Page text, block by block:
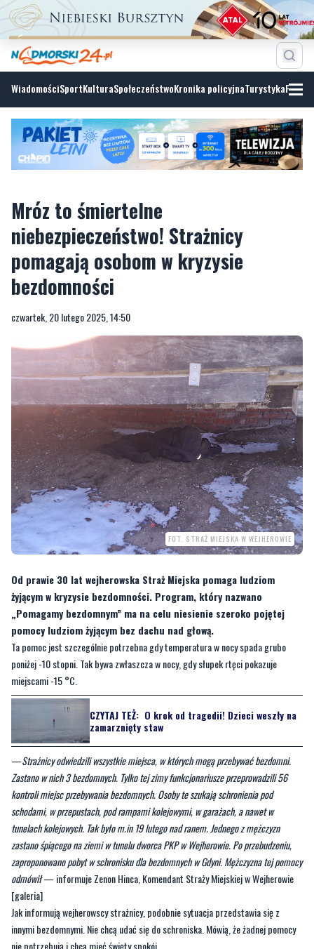
WiadomościSportKulturaSpołeczeństwoKronika policyjnaTurystyka
Mróz to śmiertelne
pomagają osobom w kryzysie
bezdomności
czwartek, 20 lutego 2025, 14:50
FOT. STRAŻ MIEJSKA W WEJHEROWIE
Od prawie 30 lat wejherowska Straż Miejska pomaga ludziom
żyjącym w kryzysie bezdomności. Program, który nazwano
pomocy ludziom żyjącym bez dachu nad głową.
Ta pomoc jest szczególnie potrzebna gdy temperatura w nocy spada grubo
poniżej -10 stopni. Tak bywa zwłaszcza w nocy, gdy słupek rtęci pokazuje
miejscami -15 °C.
CZYTAJ TEŻ:O krok od tragedii! Dzieci weszły na
Strażnicy odwiedzili wszystkie miejsca, w których mogą przebywać bezdomni.
Zastano w nich 3 bezdomnych. Tylko tej zimy funkcjonariusze przeprowadzili 56
kontroli miejsc przebywania bezdomnych. Osoby te szukają schronienia pod
schodami, w przepustach, pod rampami kolejowymi, w garażach, a nawet w
tunelach kolejowych. Tak było m.in 19 lutego nad ranem. Jednego z mężczyzn
zastano śpiącego na ziemi w tunelu dworca PKP w Wejherowie. Po przebudzeniu,
zaproponowano pobyt w schronisku dla bezdomnych w Gdyni. Mężczyzna tej pomocy
odmówił— informuje Zenon Hinca, Komendant Straży Miejskiej w Wejherowie
[galeria]
Jak informują wejherowscy strażnicy, podobnie sytuacja przedstawia się z
innymi bezdomnymi. Nie chcą udać się do schroniska. Mówią, że żadnej pomocy
nie potrzebują i chcą mieć święty spokój.
CZYTAJ TEŻ: Szła pieszo w mrozie. Zapewnili jej
schronienie